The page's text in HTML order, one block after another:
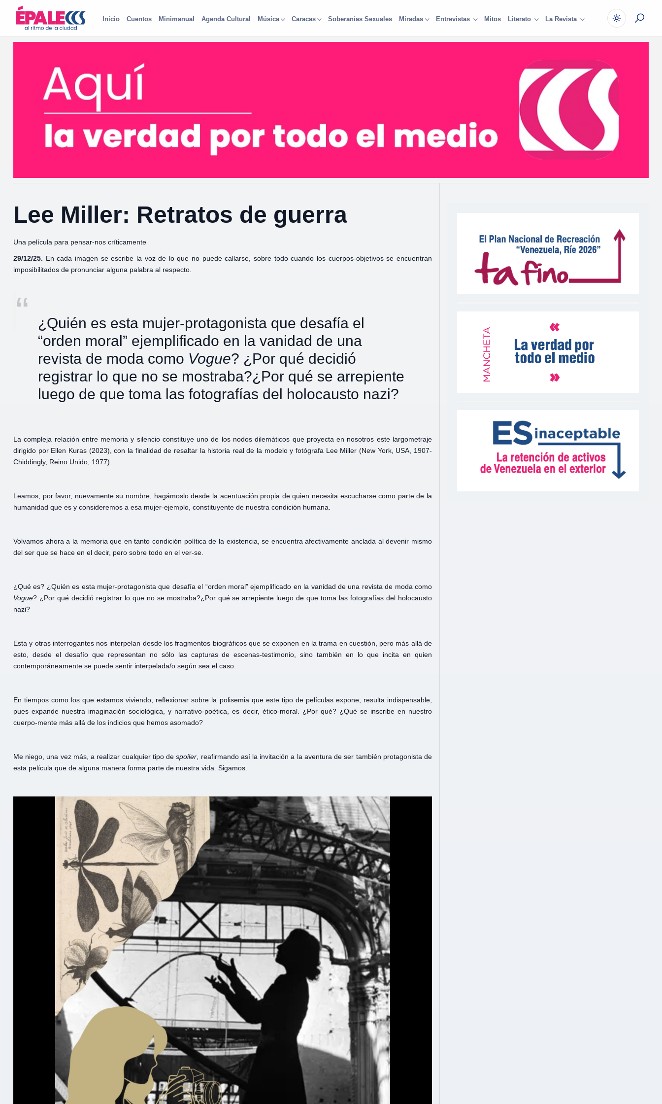
Inicio Cuentos Minimanual Agenda Cultural Música Caracas Soberanías Sexuales Miradas Entrevistas Mitos Literato La Revista
Lee Miller: Retratos de guerra
Una película para pensar-nos críticamente
29/12/25. En cada imagen se escribe la voz de lo que no puede callarse, sobre todo cuando los cuerpos-objetivos se encuentran
imposibilitados de pronunciar alguna palabra al respecto.
¿Quién es esta mujer-protagonista que desafía el
“orden moral” ejemplificado en la vanidad de una
revista de moda como Vogue? ¿Por qué decidió
registrar lo que no se mostraba?¿Por qué se arrepiente
luego de que toma las fotografías del holocausto nazi?
La compleja relación entre memoria y silencio constituye uno de los nodos dilemáticos que proyecta en nosotros este largometraje
dirigido por Ellen Kuras (2023), con la finalidad de resaltar la historia real de la modelo y fotógrafa Lee Miller (New York, USA, 1907-
Chiddingly, Reino Unido, 1977).
Leamos, por favor, nuevamente su nombre, hagámoslo desde la acentuación propia de quien necesita escucharse como parte de la
humanidad que es y consideremos a esa mujer-ejemplo, constituyente de nuestra condición humana.
Volvamos ahora a la memoria que en tanto condición política de la existencia, se encuentra afectivamente anclada al devenir mismo
del ser que se hace en el decir, pero sobre todo en el ver-se.
¿Qué es? ¿Quién es esta mujer-protagonista que desafía el “orden moral” ejemplificado en la vanidad de una revista de moda como
Vogue? ¿Por qué decidió registrar lo que no se mostraba?¿Por qué se arrepiente luego de que toma las fotografías del holocausto
nazi?
Esta y otras interrogantes nos interpelan desde los fragmentos biográficos que se exponen en la trama en cuestión, pero más allá de
esto, desde el desafío que representan no sólo las capturas de escenas-testimonio, sino también en lo que incita en quien
contemporáneamente se puede sentir interpelada/o según sea el caso.
En tiempos como los que estamos viviendo, reflexionar sobre la polisemia que este tipo de películas expone, resulta indispensable,
pues expande nuestra imaginación sociológica, y narrativo-poética, es decir, ético-moral. ¿Por qué? ¿Qué se inscribe en nuestro
cuerpo-mente más allá de los indicios que hemos asomado?
Me niego, una vez más, a realizar cualquier tipo despoiler , reafirmando así la invitación a la aventura de ser también protagonista de
esta película que de alguna manera forma parte de nuestra vida. Sigamos.